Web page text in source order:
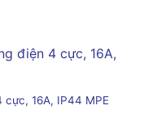
16A, IP44 MPE